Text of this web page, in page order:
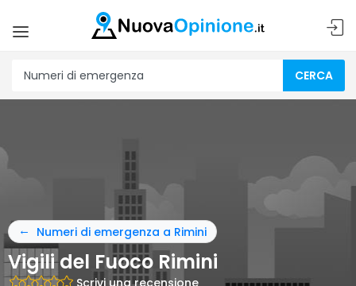
CERCA
Numeri di emergenza a Rimini
Vigili del Fuoco Rimini
Scrivi una recensione